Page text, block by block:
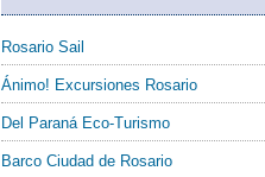
Rosario Sail
Ánimo! Excursiones Rosario
Del Paraná Eco-Turismo
Barco Ciudad de Rosario